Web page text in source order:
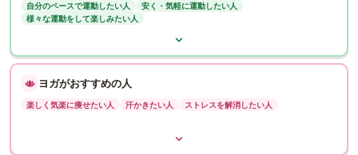
自分のペースで運動したい人
安く・気軽に運動したい人
様々な運動をして楽しみたい人
ヨガがおすすめの人
楽しく気楽に痩せたい人 汗かきたい人 ストレスを解消したい人